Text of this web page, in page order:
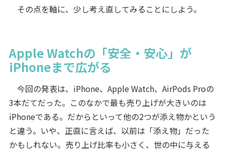
その点を軸に、少し考え直してみることにしよう。
Apple Watchの「安全・安心」が
iPhoneまで広がる
今回の発表は、iPhone、Apple Watch、AirPods Proの
3本だてだった。このなかで最も売り上げが大きいのは
iPhoneである。だからといって他の2つが添え物かという
と違う。いや、正直に言えば、以前は「添え物」だった
かもしれない。売り上げ比率も小さく、世の中に与える